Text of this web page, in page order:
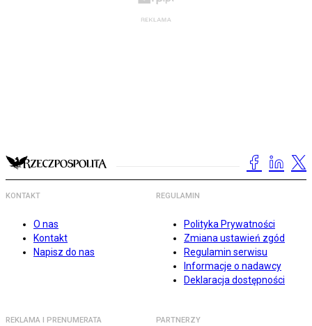
KONTAKT
O nas
Kontakt
Napisz do nas
REGULAMIN
Polityka Prywatności
Zmiana ustawień zgód
Regulamin serwisu
Informacje o nadawcy
Deklaracja dostępności
REKLAMA I PRENUMERATA PARTNERZY